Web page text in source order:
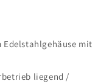
mit
liegend /